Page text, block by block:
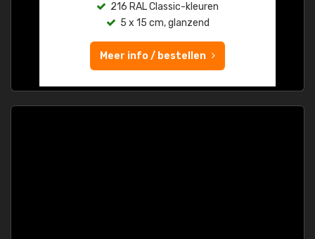
216 RAL Classic-kleuren
5 x 15 cm, glanzend
Meer info / bestellen